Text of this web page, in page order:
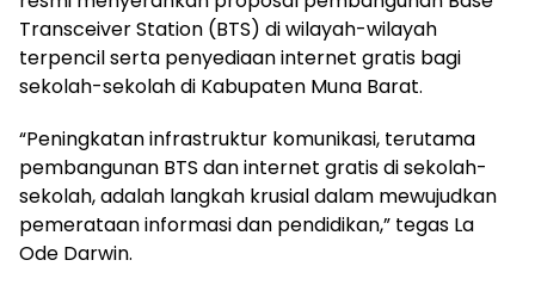
Transceiver Station (BTS) di wilayah-wilayah
terpencil serta penyediaan internet gratis bagi
sekolah-sekolah di Kabupaten Muna Barat.
“Peningkatan infrastruktur komunikasi, terutama
pembangunan BTS dan internet gratis di sekolah-
sekolah, adalah langkah krusial dalam mewujudkan
pemerataan informasi dan pendidikan,” tegas La
Ode Darwin.